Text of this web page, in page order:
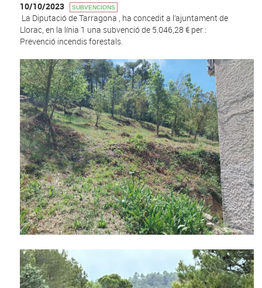
10/10/2023 SUBVENCIONS
La Diputació de Tarragona , ha concedit a l’ajuntament de
Llorac, en la línia 1 una subvenció de 5.046,28 € per :
Prevenció incendis forestals.